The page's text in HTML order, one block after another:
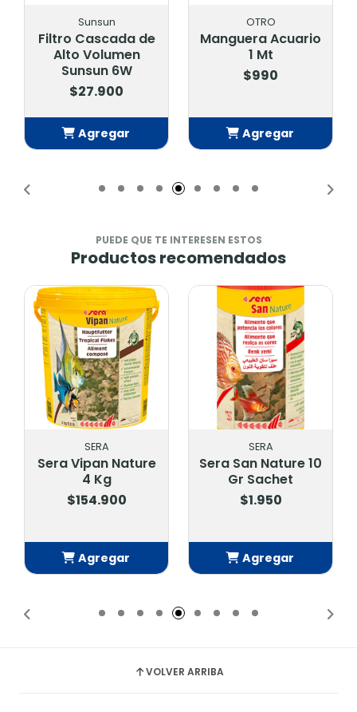
Sunsun
Filtro Cascada de
Alto Volumen
Sunsun 6W
$27.900
Agregar
OTRO
Manguera Acuario
1 Mt
$990
Agregar
PUEDE QUE TE INTERESEN ESTOS
Productos recomendados
SERA
Sera Vipan Nature
4 Kg
$154.900
Agregar
SERA
Sera San Nature 10
Gr Sachet
$1.950
Agregar
VOLVER ARRIBA